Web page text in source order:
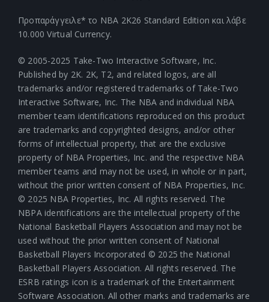
Προπαράγγειλε* το NBA 2K26 Standard Edition και λάβε
10.000 Virtual Currency.
© 2005-2025 Take-Two Interactive Software, Inc.
Published by 2K. 2K, T2, and related logos, are all
trademarks and/or registered trademarks of Take-Two
Interactive Software, Inc. The NBA and individual NBA
member team identifications reproduced on this product
are trademarks and copyrighted designs, and/or other
forms of intellectual property, that are the exclusive
property of NBA Properties, Inc. and the respective NBA
member teams and may not be used, in whole or in part,
without the prior written consent of NBA Properties, Inc.
© 2025 NBA Properties, Inc. All rights reserved. The
NBPA identifications are the intellectual property of the
National Basketball Players Association and may not be
used without the prior written consent of National
Basketball Players Incorporated © 2025 the National
Basketball Players Association. All rights reserved. The
ESRB ratings icon is a trademark of the Entertainment
Software Association. All other marks and trademarks are